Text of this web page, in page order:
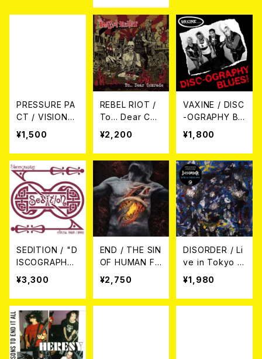
PRESSURE PA
CT / VISIONS
OF TERROR +
3 BONUS TRA
CKS CD
¥1,500
REBEL RIOT /
To... Dear Co
mrade CD
¥2,200
VAXINE / DISC
-OGRAPHY BL
UES！(CD)
¥1,800
SEDITION / "D
ISCOGRAPHY
CIRCA 1989 / 1
992" 2CD's
¥3,300
END / THE SIN
OF HUMAN FR
AILTY (帯付き
日本盤CD)
¥2,750
DISORDER / Li
ve in Tokyo 2
002 CD (BREA
K THE RECOR
DS)
¥1,980